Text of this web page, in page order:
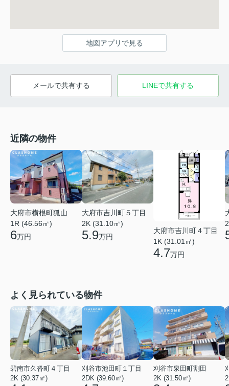
地図アプリで見る
メールで共有する LINEで共有する
近隣の物件
大府市横根町狐山
1R (46.56㎡)
6万円
大府市吉川町５丁目
2K (31.10㎡)
5.9万円
大府市吉川町４丁目
1K (31.01㎡)
4.7万円
よく見られている物件
碧南市久沓町４丁目
2K (30.37㎡)
刈谷市池田町１丁目
2DK (39.60㎡)
刈谷市泉田町割田
2K (31.50㎡)